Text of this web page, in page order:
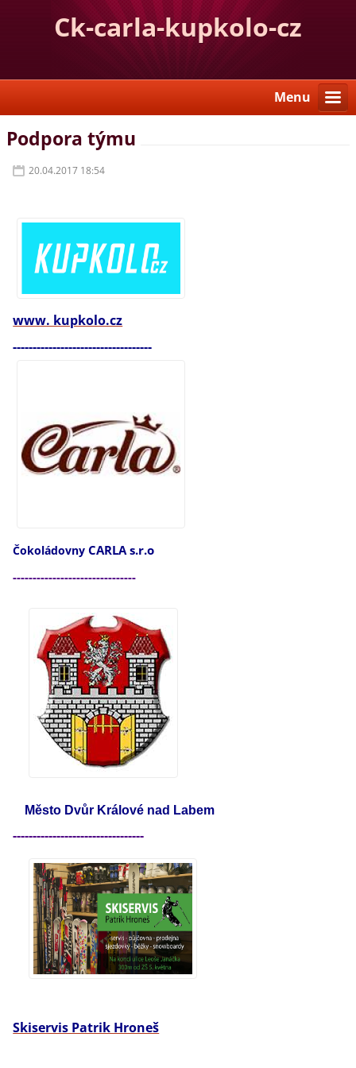
Ck-carla-kupkolo-cz
Menu
Podpora týmu
20.04.2017 18:54
www. kupkolo.cz
-----------------------------------
Čokoládovny CARLA s.r.o
-------------------------------
Město Dvůr Králové nad Labem
---------------------------------
Skiservis Patrik Hroneš